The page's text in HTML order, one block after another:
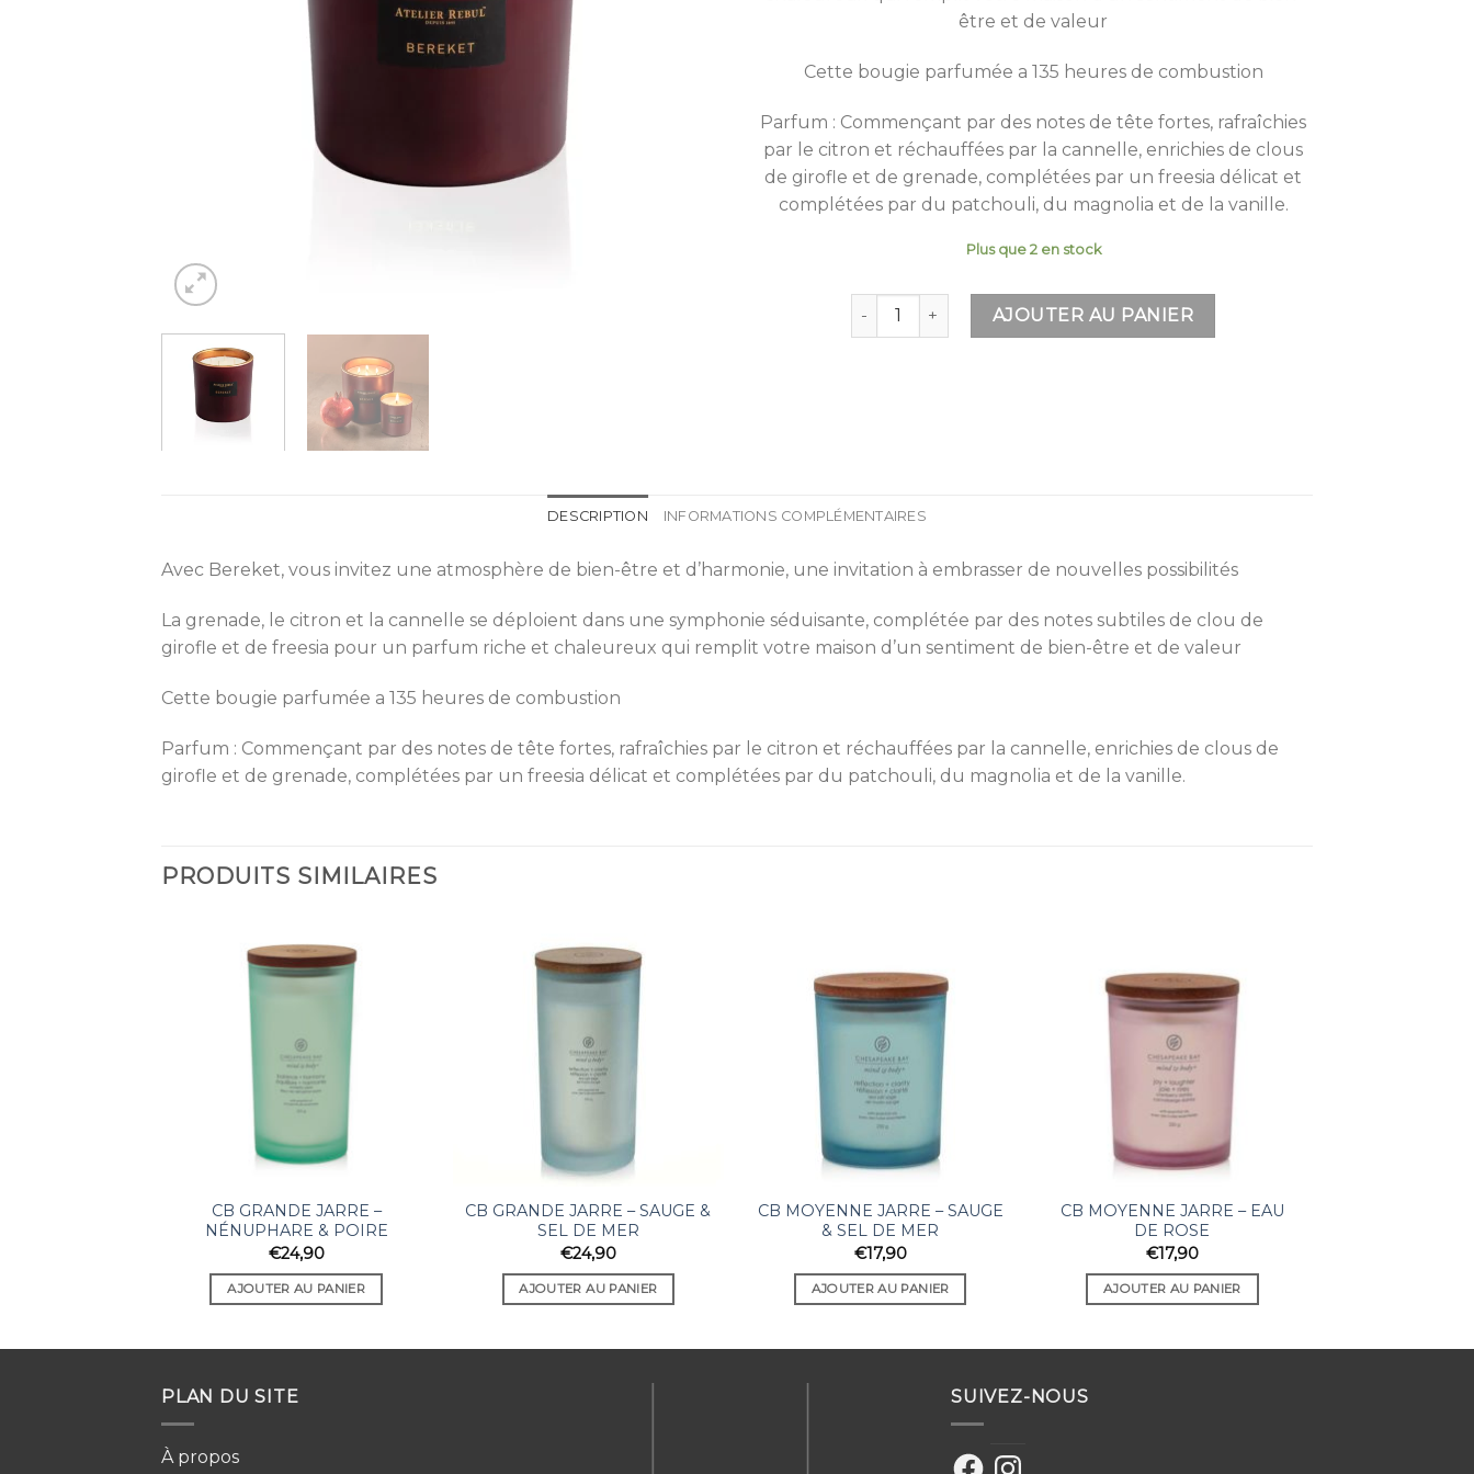
être et de valeur
Cette bougie parfumée a 135 heures de combustion
Parfum : Commençant par des notes de tête fortes, rafraîchies
par le citron et réchauffées par la cannelle, enrichies de clous
de girofle et de grenade, complétées par un freesia délicat et
complétées par du patchouli, du magnolia et de la vanille.
Plus que 2 en stock
quantité de Bereket - Bougie Parfumée 950G
AJOUTER AU PANIER
DESCRIPTION INFORMATIONS COMPLÉMENTAIRES
Avec Bereket, vous invitez une atmosphère de bien-être et d’harmonie, une invitation à embrasser de nouvelles possibilités
La grenade, le citron et la cannelle se déploient dans une symphonie séduisante, complétée par des notes subtiles de clou de
girofle et de freesia pour un parfum riche et chaleureux qui remplit votre maison d’un sentiment de bien-être et de valeur
Cette bougie parfumée a 135 heures de combustion
Parfum : Commençant par des notes de tête fortes, rafraîchies par le citron et réchauffées par la cannelle, enrichies de clous de
girofle et de grenade, complétées par un freesia délicat et complétées par du patchouli, du magnolia et de la vanille.
PRODUITS SIMILAIRES
CB GRANDE JARRE –
NÉNUPHARE & POIRE
€24,90
AJOUTER AU PANIER
CB GRANDE JARRE – SAUGE &
SEL DE MER
€24,90
AJOUTER AU PANIER
CB MOYENNE JARRE – SAUGE
& SEL DE MER
€17,90
AJOUTER AU PANIER
CB MOYENNE JARRE – EAU
DE ROSE
€17,90
AJOUTER AU PANIER
PLAN DU SITE
À propos
SUIVEZ-NOUS
FacebookInstagram